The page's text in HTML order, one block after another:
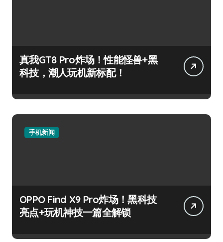
真我GT8 Pro炸场！性能怪兽+黑
科技，潮人玩机新标配！
手机新闻
OPPO Find X9 Pro炸场！黑科技
亮点+玩机神技一篇全解锁